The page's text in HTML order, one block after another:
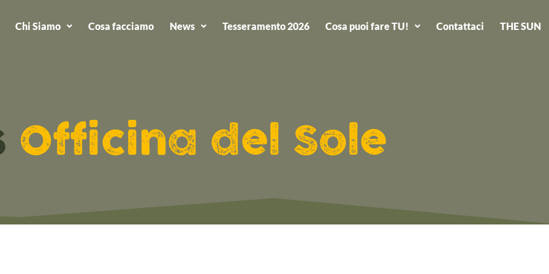
Chi Siamo Cosa facciamo News Tesseramento 2026 Cosa puoi fare TU! Contattaci THE SUN
Officina del Sole